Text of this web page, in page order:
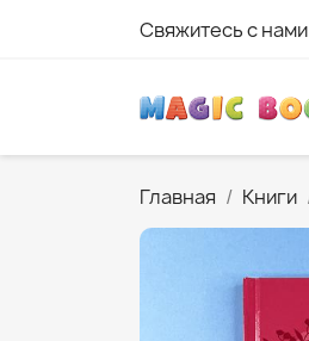
Свяжитесь с нами
Главная Книги